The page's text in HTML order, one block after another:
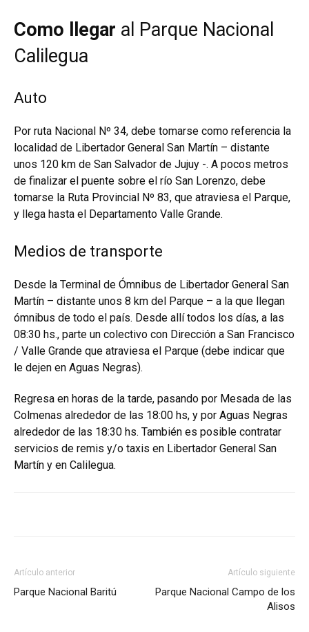
Como llegar al Parque Nacional
Calilegua
Auto
Por ruta Nacional Nº 34, debe tomarse como referencia la
localidad de Libertador General San Martín – distante
unos 120 km de San Salvador de Jujuy -. A pocos metros
de finalizar el puente sobre el río San Lorenzo, debe
tomarse la Ruta Provincial Nº 83, que atraviesa el Parque,
y llega hasta el Departamento Valle Grande.
Medios de transporte
Desde la Terminal de Ómnibus de Libertador General San
Martín – distante unos 8 km del Parque – a la que llegan
ómnibus de todo el país. Desde allí todos los días, a las
08:30 hs., parte un colectivo con Dirección a San Francisco
/ Valle Grande que atraviesa el Parque (debe indicar que
le dejen en Aguas Negras).
Regresa en horas de la tarde, pasando por Mesada de las
Colmenas alrededor de las 18:00 hs, y por Aguas Negras
alrededor de las 18:30 hs. También es posible contratar
servicios de remis y/o taxis en Libertador General San
Martín y en Calilegua.
Artículo anterior
Parque Nacional Baritú
Artículo siguiente
Parque Nacional Campo de los
Alisos